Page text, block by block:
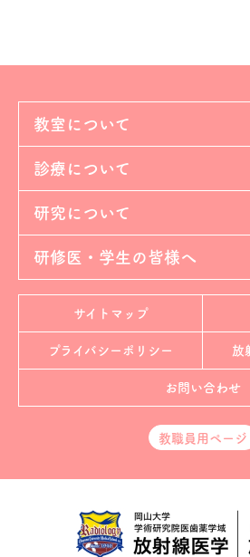
教室について
診療について
研究について
研修医・学生の皆様へ
サイトマップ
プライバシーポリシー 放
お問い合わせ
教職員用ページ